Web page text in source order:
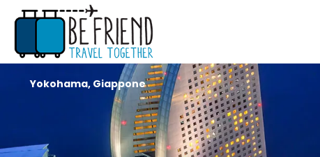
Yokohama, Giappone